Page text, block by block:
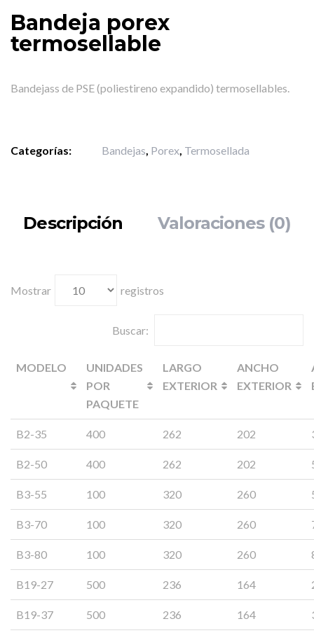
Bandeja porex
termosellable
Bandejass de PSE (poliestireno expandido) termosellables.
Categorías: Bandejas, Porex, Termosellada
Descripción Valoraciones (0)
Mostrar registros
Buscar:
MODELO
UNIDADES
POR
PAQUETE
LARGO
EXTERIOR
ANCHO
EXTERIOR
B2-35 400 262 202
B2-50 400 262 202
B3-55 100 320 260
B3-70 100 320 260
B3-80 100 320 260
B19-27 500 236 164
B19-37 500 236 164